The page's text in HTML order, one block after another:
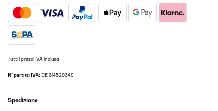
Amazon user
Tradurre
Die Beschreibung der Maschine ist gut und eindeutig. Der Teig
Amazon-Benutzer
Tutti i prezzi IVA inclusa
N° partita IVA: DE 814529349
Spedizione